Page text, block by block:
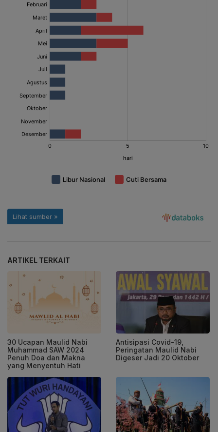
ARTIKEL TERKAIT
30 Ucapan Maulid Nabi
Muhammad SAW 2024
Penuh Doa dan Makna
yang Menyentuh Hati
Antisipasi Covid-19,
Peringatan Maulid Nabi
Digeser Jadi 20 Oktober